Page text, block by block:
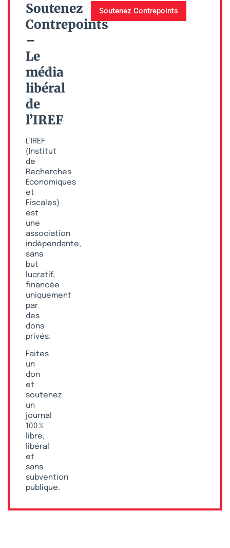
Soutenez
Contrepoints
–
Le
média
libéral
de
l’IREF
L’IREF
(Institut
de
Recherches
Économiques
et
Fiscales)
est
une
association
indépendante,
sans
but
lucratif,
financée
uniquement
par
des
dons
privés.
Faites
un
don
et
soutenez
un
journal
100 %
libre,
libéral
et
sans
subvention
publique.
Soutenez Contrepoints